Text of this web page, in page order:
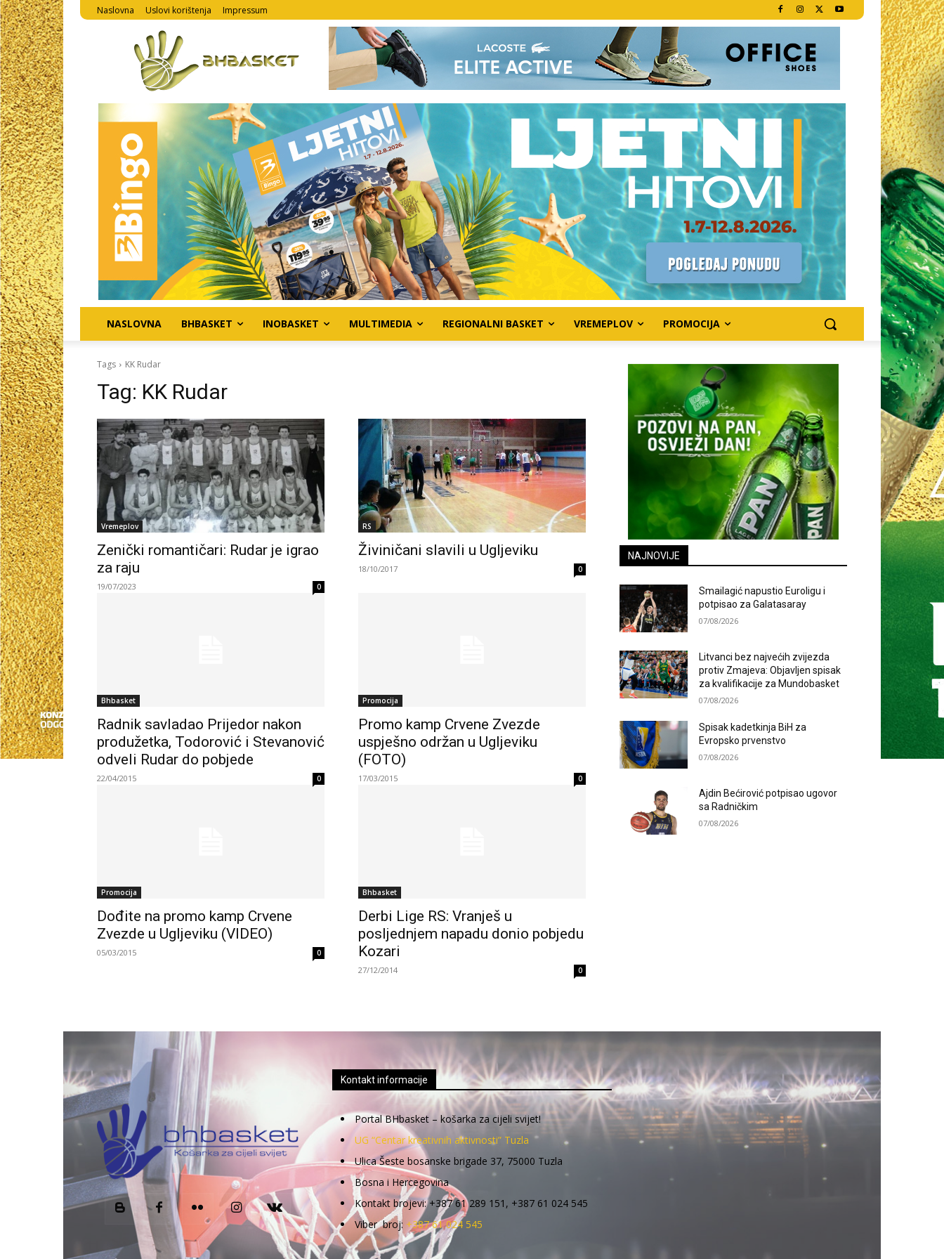
Naslovna Uslovi korištenja Impressum
NASLOVNA BHBASKET INOBASKET MULTIMEDIA REGIONALNI BASKET VREMEPLOV PROMOCIJA
Tags KK Rudar
Tag: KK Rudar
Vremeplov
Zenički romantičari: Rudar je igrao
za raju
19/07/2023 0
RS
Živiničani slavili u Ugljeviku
18/10/2017 0
Bhbasket
Radnik savladao Prijedor nakon
produžetka, Todorović i Stevanović
odveli Rudar do pobjede
22/04/2015 0
Promocija
Promo kamp Crvene Zvezde
uspješno održan u Ugljeviku
(FOTO)
17/03/2015 0
Promocija
Dođite na promo kamp Crvene
Zvezde u Ugljeviku (VIDEO)
05/03/2015 0
Bhbasket
Derbi Lige RS: Vranješ u
posljednjem napadu donio pobjedu
Kozari
27/12/2014 0
NAJNOVIJE
Smailagić napustio Euroligu i
potpisao za Galatasaray
07/08/2026
Litvanci bez najvećih zvijezda
protiv Zmajeva: Objavljen spisak
za kvalifikacije za Mundobasket
07/08/2026
Spisak kadetkinja BiH za
Evropsko prvenstvo
07/08/2026
Ajdin Bećirović potpisao ugovor
sa Radničkim
07/08/2026
Kontakt informacije
Portal BHbasket – košarka za cijeli svijet!
UG “Centar kreativnih aktivnosti” Tuzla
Ulica Šeste bosanske brigade 37, 75000 Tuzla
Bosna i Hercegovina
Kontakt brojevi: +387 61 289 151, +387 61 024 545
Viber broj: +387 61 024 545